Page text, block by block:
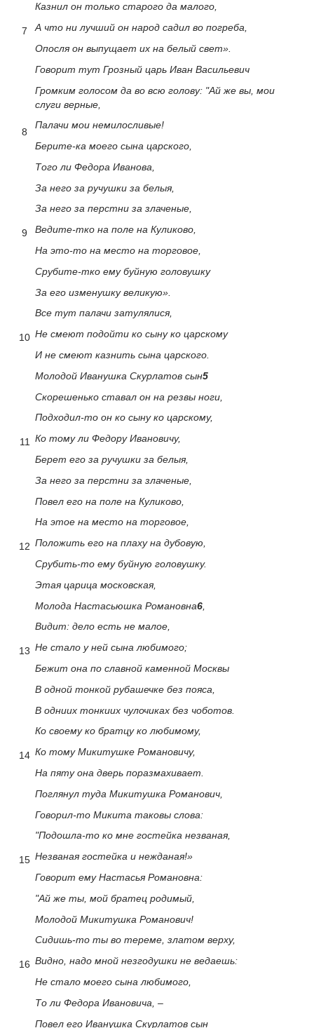
7
Казнил он только старого да малого,
А что ни лучший он народ садил во погреба,
Опосля он выпущает их на белый свет».
Говорит тут Грозный царь Иван Васильевич
8
Громким голосом да во всю голову: "Ай же вы, мои
слуги верные,
Палачи мои немилосливые!
Берите-ка моего сына царского,
Того ли Федора Иванова,
9
За него за ручушки за белыя,
За него за перстни за злаченые,
Ведите-тко на поле на Куликово,
На это-то на место на торговое,
Срубите-тко ему буйную головушку
10
За его изменушку великую».
Все тут палачи затулялися,
Не смеют подойти ко сыну ко царскому
И не смеют казнить сына царского.
Молодой Иванушка Скурлатов сын5
11
Скорешенько ставал он на резвы ноги,
Подходил-то он ко сыну ко царскому,
Ко тому ли Федору Ивановичу,
Берет его за ручушки за белыя,
За него за перстни за злаченые,
12
Повел его на поле на Куликово,
На этое на место на торговое,
Положить его на плаху на дубовую,
Срубить-то ему буйную головушку.
Этая царица московская,
13
Молода Настасьюшка Романовна6
Видит: дело есть не малое,
Не стало у ней сына любимого;
Бежит она по славной каменной Москвы
В одной тонкой рубашечке без пояса,
14
В одниих тонкиих чулочиках без чоботов.
Ко своему ко братцу ко любимому,
Ко тому Микитушке Романовичу,
На пяту она дверь поразмахивает.
Поглянул туда Микитушка Романович,
15
Говорил-то Микита таковы слова:
"Подошла-то ко мне гостейка незваная,
Незваная гостейка и нежданая!»
Говорит ему Настасья Романовна:
"Ай же ты, мой братец родимый,
16
Молодой Микитушка Романович!
Сидишь-то ты во тереме, златом верху,
Видно, надо мной незгодушки не ведаешь:
Не стало моего сына любимого,
То ли Федора Ивановича, –
Повел его Иванушка Скурлатов сын